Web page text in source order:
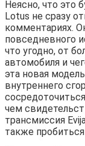
Неясно, что это
Lotus не сразу
комментариях.
повседневного
что угодно, от
автомобиля и
эта новая
внутреннего
чем
трансмиссия
также